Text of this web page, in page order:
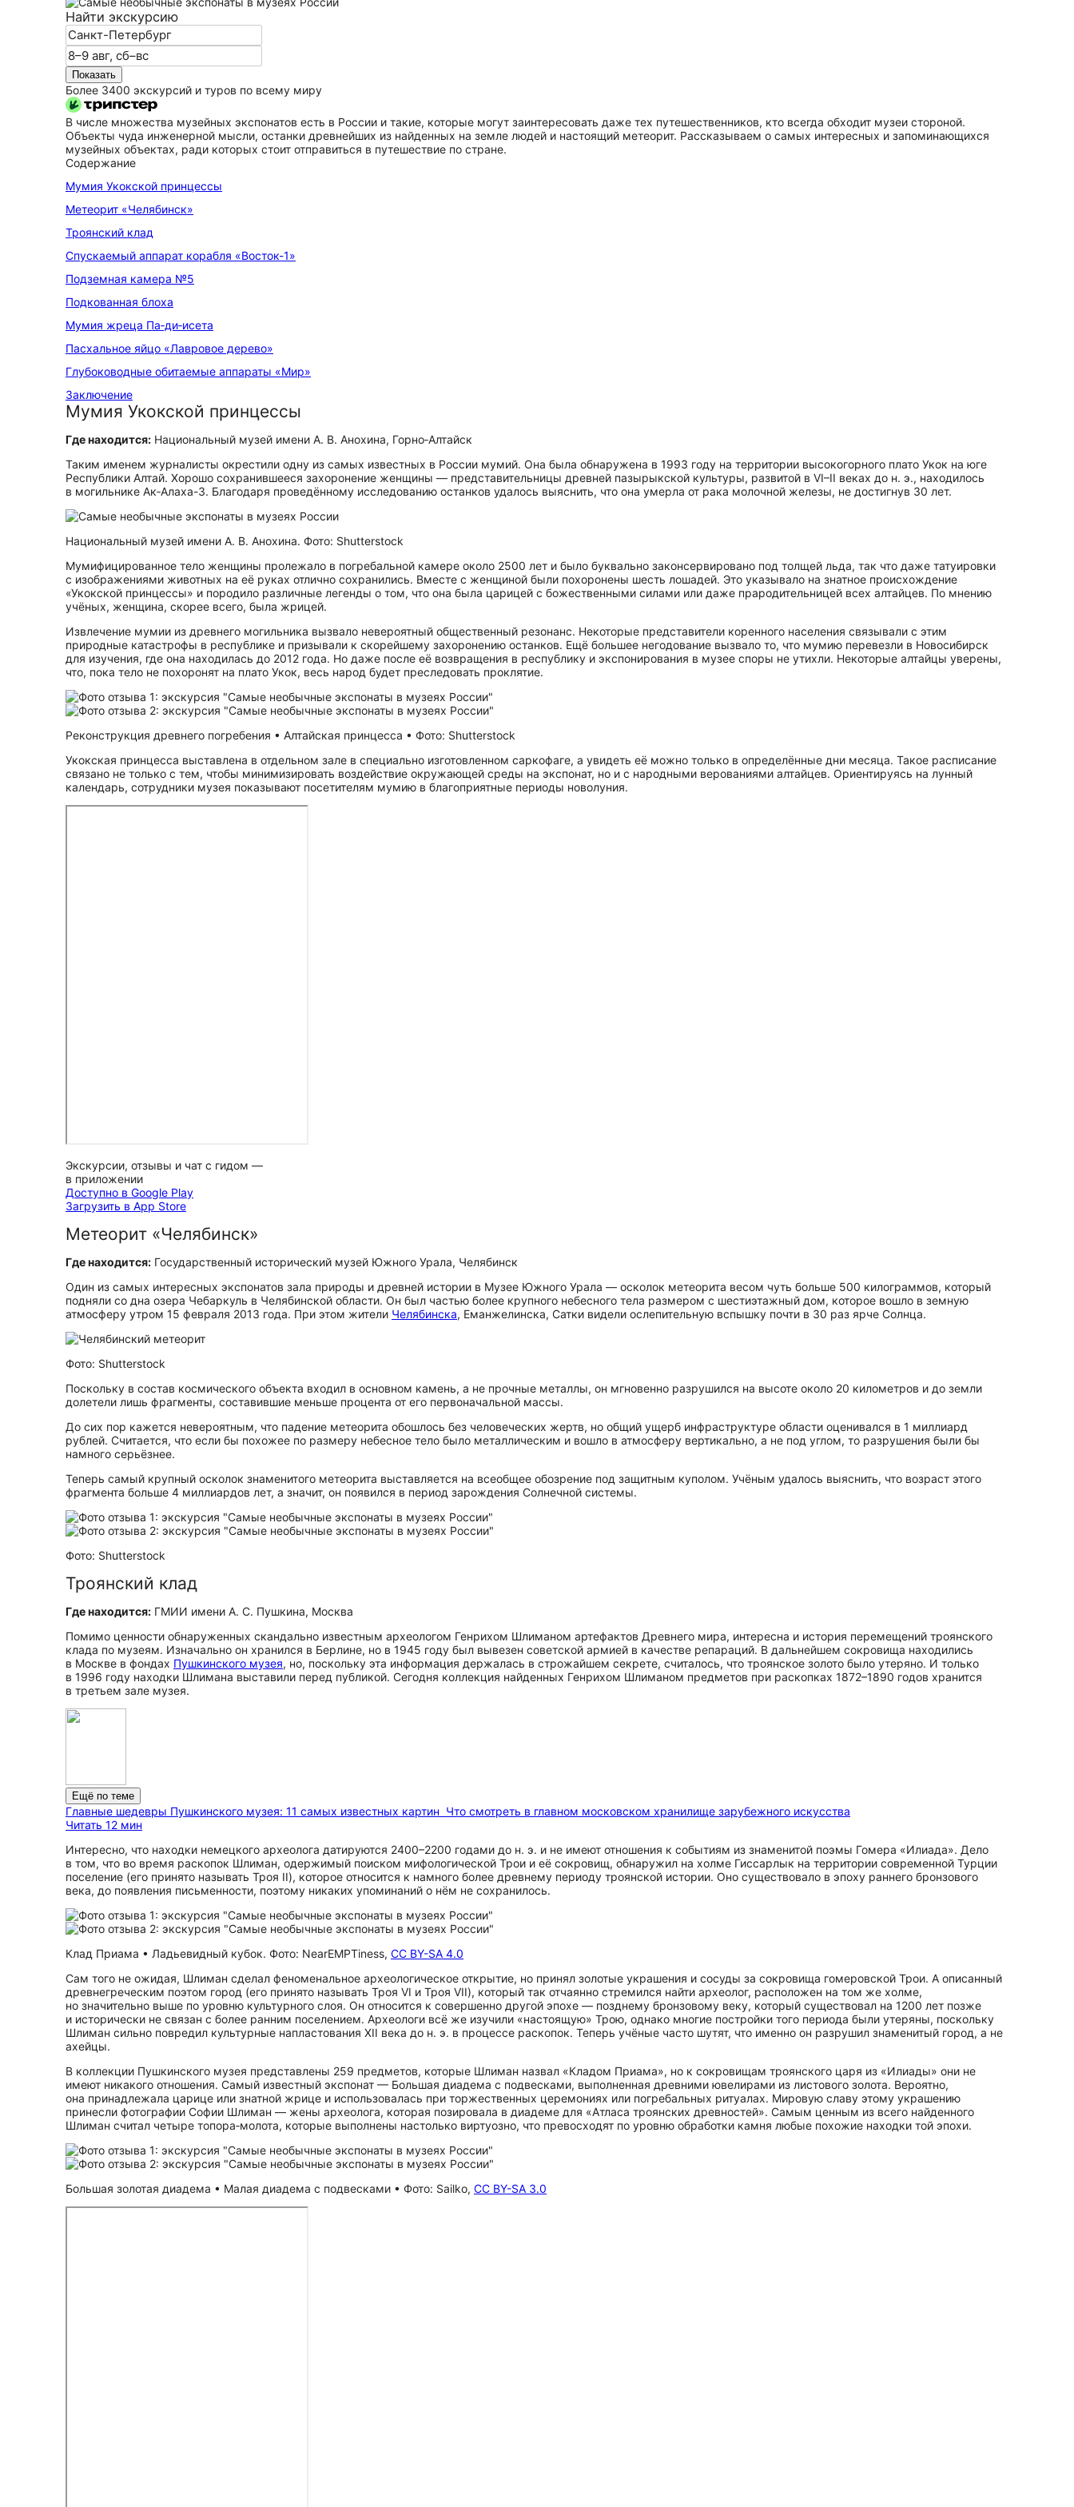
Найти экскурсию
Показать
Более 3400 экскурсий и туров по всему миру
В числе множества музейных экспонатов есть в России и такие, которые могут заинтересовать даже тех путешественников, кто всегда обходит музеи стороной.
Объекты чуда инженерной мысли, останки древнейших из найденных на земле людей и настоящий метеорит. Рассказываем о самых интересных и запоминающихся
музейных объектах, ради которых стоит отправиться в путешествие по стране.
Содержание
Мумия Укокской принцессы
Метеорит «Челябинск»
Троянский клад
Спускаемый аппарат корабля «Восток-1»
Подземная камера №5
Подкованная блоха
Мумия жреца Па‑ди‑исета
Пасхальное яйцо «Лавровое дерево»
Глубоководные обитаемые аппараты «Мир»
Заключение
Мумия Укокской принцессы
Где находится: Национальный музей имени А. В. Анохина, Горно‑Алтайск
Таким именем журналисты окрестили одну из самых известных в России мумий. Она была обнаружена в 1993 году на территории высокогорного плато Укок на юге
Республики Алтай. Хорошо сохранившееся захоронение женщины — представительницы древней пазырыкской культуры, развитой в VI–II веках до н. э., находилось
в могильнике Ак‑Алаха-3. Благодаря проведённому исследованию останков удалось выяснить, что она умерла от рака молочной железы, не достигнув 30 лет.
Национальный музей имени А. В. Анохина. Фото: Shutterstock
Мумифицированное тело женщины пролежало в погребальной камере около 2500 лет и было буквально законсервировано под толщей льда, так что даже татуировки
с изображениями животных на её руках отлично сохранились. Вместе с женщиной были похоронены шесть лошадей. Это указывало на знатное происхождение
«Укокской принцессы» и породило различные легенды о том, что она была царицей с божественными силами или даже прародительницей всех алтайцев. По мнению
учёных, женщина, скорее всего, была жрицей.
Извлечение мумии из древнего могильника вызвало невероятный общественный резонанс. Некоторые представители коренного населения связывали с этим
природные катастрофы в республике и призывали к скорейшему захоронению останков. Ещё большее негодование вызвало то, что мумию перевезли в Новосибирск
для изучения, где она находилась до 2012 года. Но даже после её возвращения в республику и экспонирования в музее споры не утихли. Некоторые алтайцы уверены,
что, пока тело не похоронят на плато Укок, весь народ будет преследовать проклятие.
Реконструкция древнего погребения • Алтайская принцесса • Фото: Shutterstock
Укокская принцесса выставлена в отдельном зале в специально изготовленном саркофаге, а увидеть её можно только в определённые дни месяца. Такое расписание
связано не только с тем, чтобы минимизировать воздействие окружающей среды на экспонат, но и с народными верованиями алтайцев. Ориентируясь на лунный
календарь, сотрудники музея показывают посетителям мумию в благоприятные периоды новолуния.
Экскурсии, отзывы и чат с гидом —
в приложении
Доступно в Google Play
Загрузить в App Store
Метеорит «Челябинск»
Где находится: Государственный исторический музей Южного Урала, Челябинск
Один из самых интересных экспонатов зала природы и древней истории в Музее Южного Урала — осколок метеорита весом чуть больше 500 килограммов, который
подняли со дна озера Чебаркуль в Челябинской области. Он был частью более крупного небесного тела размером с шестиэтажный дом, которое вошло в земную
атмосферу утром 15 февраля 2013 года. При этом жители Челябинска, Еманжелинска, Сатки видели ослепительную вспышку почти в 30 раз ярче Солнца.
Фото: Shutterstock
Поскольку в состав космического объекта входил в основном камень, а не прочные металлы, он мгновенно разрушился на высоте около 20 километров и до земли
долетели лишь фрагменты, составившие меньше процента от его первоначальной массы.
До сих пор кажется невероятным, что падение метеорита обошлось без человеческих жертв, но общий ущерб инфраструктуре области оценивался в 1 миллиард
рублей. Считается, что если бы похожее по размеру небесное тело было металлическим и вошло в атмосферу вертикально, а не под углом, то разрушения были бы
намного серьёзнее.
Теперь самый крупный осколок знаменитого метеорита выставляется на всеобщее обозрение под защитным куполом. Учёным удалось выяснить, что возраст этого
фрагмента больше 4 миллиардов лет, а значит, он появился в период зарождения Солнечной системы.
Фото: Shutterstock
Троянский клад
Где находится: ГМИИ имени А. С. Пушкина, Москва
Помимо ценности обнаруженных скандально известным археологом Генрихом Шлиманом артефактов Древнего мира, интересна и история перемещений троянского
клада по музеям. Изначально он хранился в Берлине, но в 1945 году был вывезен советской армией в качестве репараций. В дальнейшем сокровища находились
в Москве в фондах Пушкинского музея, но, поскольку эта информация держалась в строжайшем секрете, считалось, что троянское золото было утеряно. И только
в 1996 году находки Шлимана выставили перед публикой. Сегодня коллекция найденных Генрихом Шлиманом предметов при раскопках 1872–1890 годов хранится
в третьем зале музея.
Ещё по теме
Главные шедевры Пушкинского музея: 11 самых известных картин Что смотреть в главном московском хранилище зарубежного искусства
Читать 12 мин
Интересно, что находки немецкого археолога датируются 2400–2200 годами до н. э. и не имеют отношения к событиям из знаменитой поэмы Гомера «Илиада». Дело
в том, что во время раскопок Шлиман, одержимый поиском мифологической Трои и её сокровищ, обнаружил на холме Гиссарлык на территории современной Турции
поселение (его принято называть Троя II), которое относится к намного более древнему периоду троянской истории. Оно существовало в эпоху раннего бронзового
века, до появления письменности, поэтому никаких упоминаний о нём не сохранилось.
Клад Приама • Ладьевидный кубок. Фото: NearEMPTiness, CC BY-SA 4.0
Сам того не ожидая, Шлиман сделал феноменальное археологическое открытие, но принял золотые украшения и сосуды за сокровища гомеровской Трои. А описанный
древнегреческим поэтом город (его принято называть Троя VI и Троя VII), который так отчаянно стремился найти археолог, расположен на том же холме,
но значительно выше по уровню культурного слоя. Он относится к совершенно другой эпохе — позднему бронзовому веку, который существовал на 1200 лет позже
и исторически не связан с более ранним поселением. Археологи всё же изучили «настоящую» Трою, однако многие постройки того периода были утеряны, поскольку
Шлиман сильно повредил культурные напластования XII века до н. э. в процессе раскопок. Теперь учёные часто шутят, что именно он разрушил знаменитый город, а не
ахейцы.
В коллекции Пушкинского музея представлены 259 предметов, которые Шлиман назвал «Кладом Приама», но к сокровищам троянского царя из «Илиады» они не
имеют никакого отношения. Самый известный экспонат — Большая диадема с подвесками, выполненная древними ювелирами из листового золота. Вероятно,
она принадлежала царице или знатной жрице и использовалась при торжественных церемониях или погребальных ритуалах. Мировую славу этому украшению
принесли фотографии Софии Шлиман — жены археолога, которая позировала в диадеме для «Атласа троянских древностей». Самым ценным из всего найденного
Шлиман считал четыре топора‑молота, которые выполнены настолько виртуозно, что превосходят по уровню обработки камня любые похожие находки той эпохи.
Большая золотая диадема • Малая диадема с подвесками • Фото: Sailko, CC BY-SA 3.0